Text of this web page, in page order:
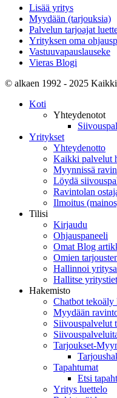
Lisää yritys
Myydään (tarjouksia)
Palvelun tarjoajat
Yrityksen oma
Vastuuvapauslauseke
Vieras Blogi
© alkaen 1992 - 2025
Koti
Yhteydenotot
Yritykset
Yhteydenotto
Kaikki palvelut
Myynnissä
Löydä
Ravintolan
Ilmoitus
Tilisi
Kirjaudu
Ohjauspaneeli
Omat Blog
Omien
Hallinnoi
Hallitse
Hakemisto
Chatbot tekoäly
Myydään
Siivouspalvelut
Tarjoukset-
Tapahtumat
Etsi
Yritys luettelo